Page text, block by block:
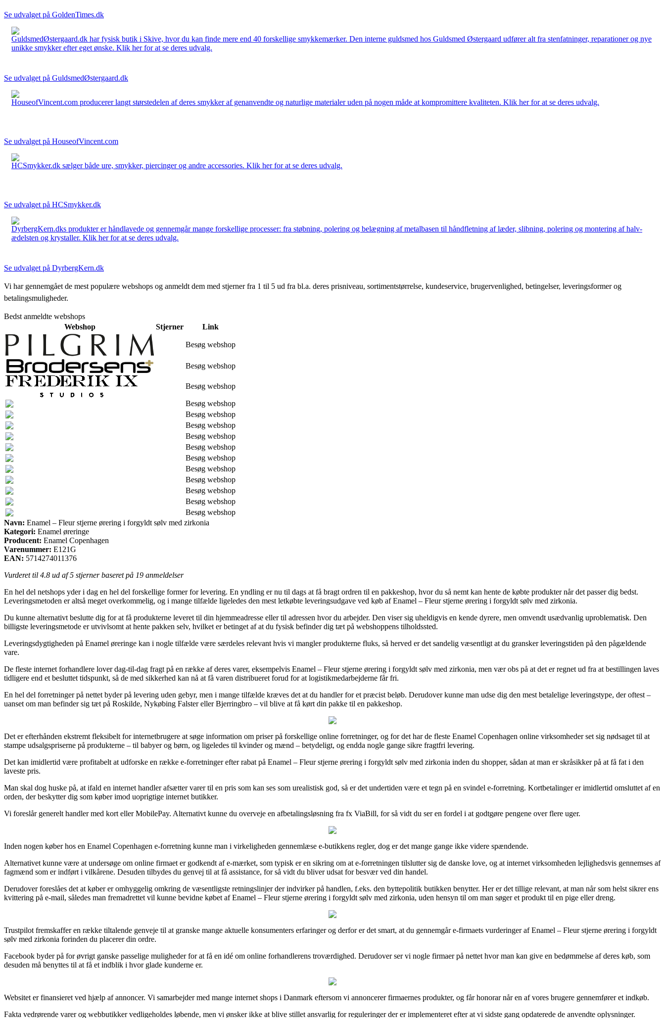
Se udvalget på GoldenTimes.dk
GuldsmedØstergaard.dk har fysisk butik i Skive, hvor du kan finde mere end 40 forskellige smykkemærker. Den interne guldsmed hos Guldsmed Østergaard udfører alt fra stenfatninger, reparationer og nye
unikke smykker efter eget ønske. Klik her for at se deres udvalg.
Se udvalget på GuldsmedØstergaard.dk
HouseofVincent.com producerer langt størstedelen af deres smykker af genanvendte og naturlige materialer uden på nogen måde at kompromittere kvaliteten. Klik her for at se deres udvalg.
Se udvalget på HouseofVincent.com
HCSmykker.dk sælger både ure, smykker, piercinger og andre accessories. Klik her for at se deres udvalg.
Se udvalget på HCSmykker.dk
DyrbergKern.dks produkter er håndlavede og gennemgår mange forskellige processer: fra støbning, polering og belægning af metalbasen til håndfletning af læder, slibning, polering og montering af halv-
ædelsten og krystaller. Klik her for at se deres udvalg.
Se udvalget på DyrbergKern.dk
Vi har gennemgået de mest populære webshops og anmeldt dem med stjerner fra 1 til 5 ud fra bl.a. deres prisniveau, sortimentstørrelse, kundeservice, brugervenlighed, betingelser, leveringsformer og
betalingsmuligheder.
Bedst anmeldte webshops
Webshop
Stjerner Link
Besøg webshop
Besøg webshop
Besøg webshop
Besøg webshop
Besøg webshop
Besøg webshop
Besøg webshop
Besøg webshop
Besøg webshop
Besøg webshop
Besøg webshop
Besøg webshop
Besøg webshop
Besøg webshop
Navn: Enamel – Fleur stjerne ørering i forgyldt sølv med zirkonia
Kategori: Enamel øreringe
Producent: Enamel Copenhagen
Varenummer: E121G
EAN: 5714274011376
Vurderet til 4.8 ud af 5 stjerner baseret på 19 anmeldelser
En hel del netshops yder i dag en hel del forskellige former for levering. En yndling er nu til dags at få bragt ordren til en pakkeshop, hvor du så nemt kan hente de købte produkter når det passer dig bedst.
Leveringsmetoden er altså meget overkommelig, og i mange tilfælde ligeledes den mest letkøbte leveringsudgave ved køb af Enamel – Fleur stjerne ørering i forgyldt sølv med zirkonia.
Du kunne alternativt beslutte dig for at få produkterne leveret til din hjemmeadresse eller til adressen hvor du arbejder. Den viser sig uheldigvis en kende dyrere, men omvendt usædvanlig uproblematisk. Den
billigste leveringsmetode er utvivlsomt at hente pakken selv, hvilket er betinget af at du fysisk befinder dig tæt på webshoppens tilholdssted.
Leveringsdygtigheden på Enamel øreringe kan i nogle tilfælde være særdeles relevant hvis vi mangler produkterne fluks, så herved er det sandelig væsentligt at du gransker leveringstiden på den pågældende
vare.
De fleste internet forhandlere lover dag-til-dag fragt på en række af deres varer, eksempelvis Enamel – Fleur stjerne ørering i forgyldt sølv med zirkonia, men vær obs på at det er regnet ud fra at bestillingen laves
tidligere end et besluttet tidspunkt, så de med sikkerhed kan nå at få varen distribueret forud for at logistikmedarbejderne får fri.
En hel del forretninger på nettet byder på levering uden gebyr, men i mange tilfælde kræves det at du handler for et præcist beløb. Derudover kunne man udse dig den mest betalelige leveringstype, der oftest –
uanset om man befinder sig tæt på Roskilde, Nykøbing Falster eller Bjerringbro – vil blive at få kørt din pakke til en pakkeshop.
Det er efterhånden ekstremt fleksibelt for internetbrugere at søge information om priser på forskellige online forretninger, og for det har de fleste Enamel Copenhagen online virksomheder set sig nødsaget til at
stampe udsalgspriserne på produkterne – til babyer og børn, og ligeledes til kvinder og mænd – betydeligt, og endda nogle gange sikre fragtfri levering.
Det kan imidlertid være profitabelt at udforske en række e-forretninger efter rabat på Enamel – Fleur stjerne ørering i forgyldt sølv med zirkonia inden du shopper, sådan at man er skråsikker på at få fat i den
laveste pris.
Man skal dog huske på, at ifald en internet handler afsætter varer til en pris som kan ses som urealistisk god, så er det undertiden være et tegn på en svindel e-forretning. Kortbetalinger er imidlertid omsluttet af en
orden, der beskytter dig som køber imod uoprigtige internet butikker.
Vi foreslår generelt handler med kort eller MobilePay. Alternativt kunne du overveje en afbetalingsløsning fra fx ViaBill, for så vidt du ser en fordel i at godtgøre pengene over flere uger.
Inden nogen køber hos en Enamel Copenhagen e-forretning kunne man i virkeligheden gennemlæse e-butikkens regler, dog er det mange gange ikke videre spændende.
Alternativet kunne være at undersøge om online firmaet er godkendt af e-mærket, som typisk er en sikring om at e-forretningen tilslutter sig de danske love, og at internet virksomheden lejlighedsvis gennemses af
fagmænd som er indført i vilkårene. Desuden tilbydes du genvej til at få assistance, for så vidt du bliver udsat for besvær ved din handel.
Derudover foreslåes det at køber er omhyggelig omkring de væsentligste retningslinjer der indvirker på handlen, f.eks. den byttepolitik butikken benytter. Her er det tillige relevant, at man når som helst sikrer ens
kvittering på e-mail, således man fremadrettet vil kunne bevidne købet af Enamel – Fleur stjerne ørering i forgyldt sølv med zirkonia, uden hensyn til om man søger et produkt til en pige eller dreng.
Trustpilot fremskaffer en række tiltalende genveje til at granske mange aktuelle konsumenters erfaringer og derfor er det smart, at du gennemgår e-firmaets vurderinger af Enamel – Fleur stjerne ørering i forgyldt
sølv med zirkonia forinden du placerer din ordre.
Facebook byder på for øvrigt ganske passelige muligheder for at få en idé om online forhandlerens troværdighed. Derudover ser vi nogle firmaer på nettet hvor man kan give en bedømmelse af deres køb, som
desuden må benyttes til at få et indblik i hvor glade kunderne er.
Websitet er finansieret ved hjælp af annoncer. Vi samarbejder med mange internet shops i Danmark eftersom vi annoncerer firmaernes produkter, og får honorar når en af vores brugere gennemfører et indkøb.
Fakta vedrørende varer og webbutikker vedligeholdes løbende, men vi ønsker ikke at blive stillet ansvarlig for reguleringer der er implementeret efter at vi sidste gang opdaterede de anvendte oplysninger.